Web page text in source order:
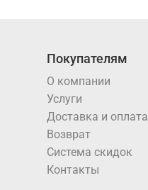
Покупателям
О компании
Услуги
Доставка и оплата
Возврат
Система скидок
Контакты